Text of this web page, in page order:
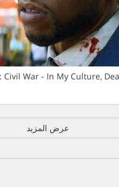
Civil War - In My Culture,
عرض المزيد